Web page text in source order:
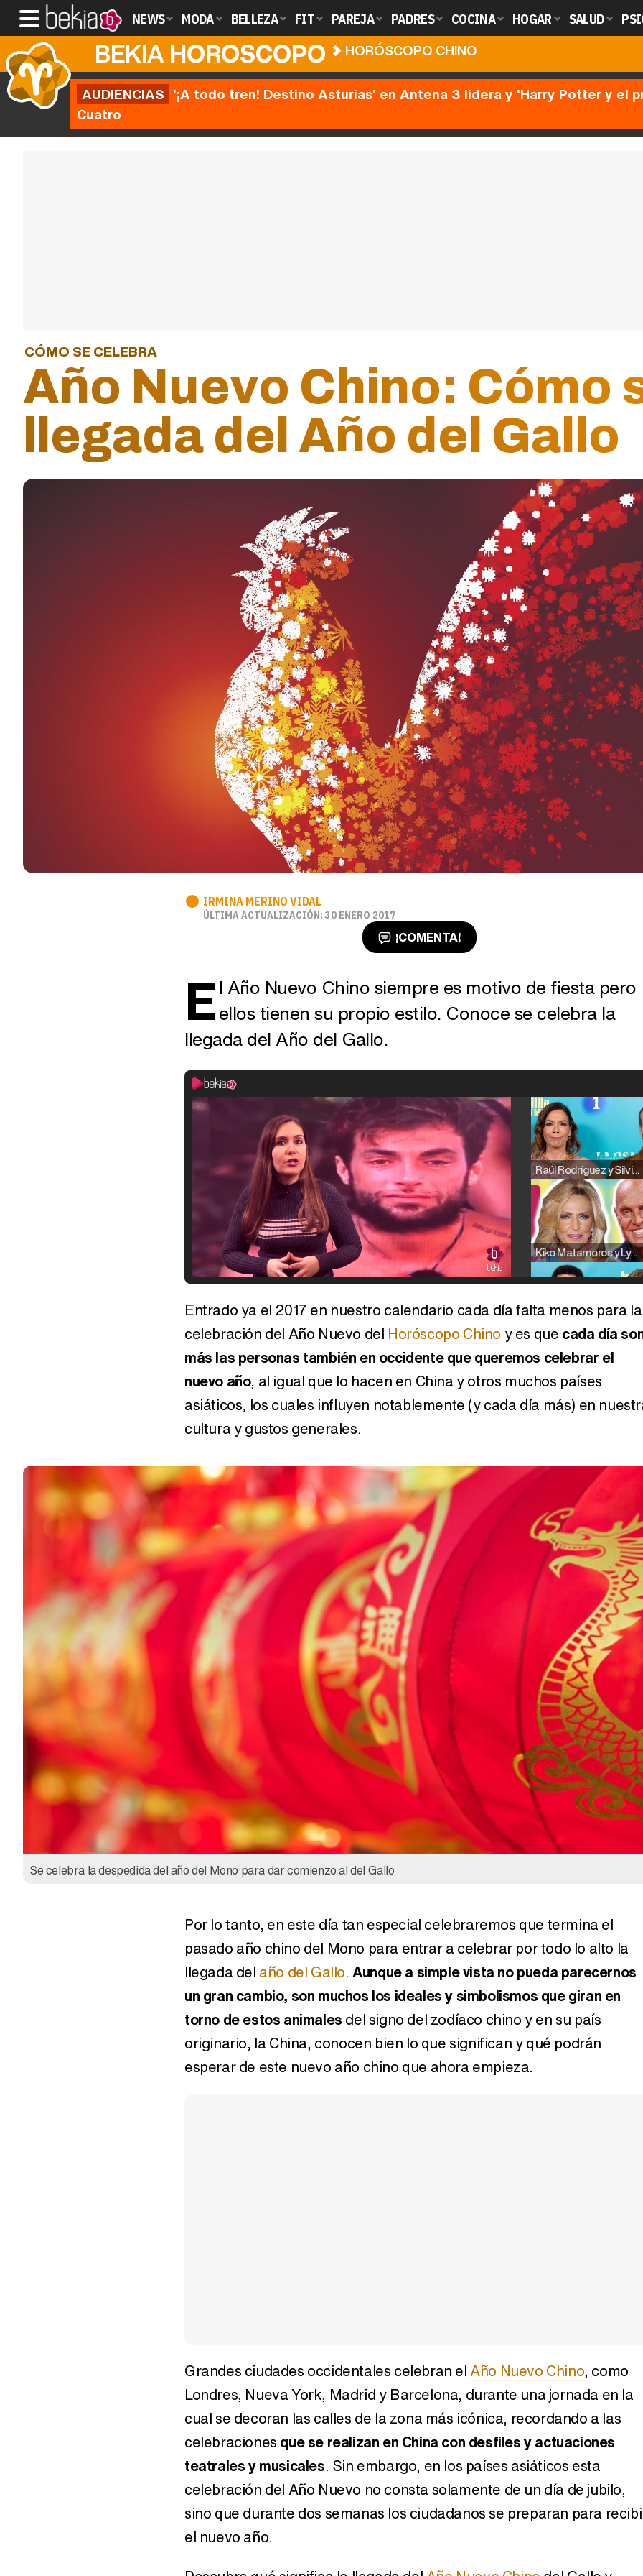
NEWS MODA BELLEZA FIT PAREJA PADRES COCINA HOGAR SALUD
BEKIAHOROSCOPO HORÓSCOPO CHINO
AUDIENCIAS '¡A todo tren! Destino Asturias' en Antena 3 lidera y 'Harry Potter y el
Cuatro
CÓMO SE CELEBRA
Año Nuevo Chino: Cómo
llegada del Año del Gallo
IRMINA MERINO VIDAL
ÚLTIMA ACTUALIZACIÓN: 30 ENERO 2017
¡COMENTA!
El Año Nuevo Chino siempre es motivo de fiesta pero
ellos tienen su propio estilo. Conoce se celebra la
llegada del Año del Gallo.
Raúl Rodríguez y Silvia Taulés nos cuentan su papel en 'La familia de la tele'
Kiko Matamoros y Lydia Lozano: "Nuestro público es de todas las edades y RTVE tiene un público muy pegado a las novelas, al que tenemos que captar"
Carlota Corredera y Javier de Hoyos: "La tele tiene que representar al público también y aquí están todos los perfiles posibles&quo;
Manu Baqueiro: "Tuve como referente a Bruce Willis en 'Luz de Luna' para mi trabajo en la serie 'Perdiendo el juicio'"
Entrado ya el 2017 en nuestro calendario cada día falta menos para la
celebración del Año Nuevo del Horóscopo Chino y es que cada día
más las personas también en occidente que queremos celebrar el
nuevo año, al igual que lo hacen en China y otros muchos países
asiáticos, los cuales influyen notablemente (y cada día más) en
cultura y gustos generales.
Se celebra la despedida del año del Mono para dar comienzo al del Gallo
Por lo tanto, en este día tan especial celebraremos que termina el
pasado año chino del Mono para entrar a celebrar por todo lo alto la
llegada del año del Gallo.Aunque a simple vista no pueda parecernos
un gran cambio, son muchos los ideales y simbolismos que giran en
torno de estos animales del signo del zodíaco chino y en su país
originario, la China, conocen bien lo que significan y qué podrán
esperar de este nuevo año chino que ahora empieza.
Grandes ciudades occidentales celebran elAño Nuevo Chino, como
Londres, Nueva York, Madrid y Barcelona, durante una jornada en la
cual se decoran las calles de la zona más icónica, recordando a las
celebraciones que se realizan en China con desfiles y actuaciones
teatrales y musicales. Sin embargo, en los países asiáticos esta
celebración del Año Nuevo no consta solamente de un día de jubilo,
sino que durante dos semanas los ciudadanos se preparan para
el nuevo año.
Horóscopo Chino:
descubre qué es y conoce
tu signo
Personalidad de los
nacidos en el año del
Dragón del Horóscopo
chino: fechas, carácter y
características